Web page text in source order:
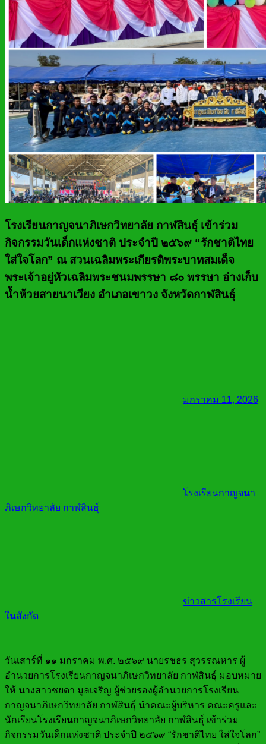
โรงเรียนกาญจนาภิเษกวิทยาลัย กาฬสินธุ์ เข้าร่วม
กิจกรรมวันเด็กแห่งชาติ ประจำปี ๒๕๖๙ “รักชาติไทย
ใส่ใจโลก” ณ สวนเฉลิมพระเกียรติพระบาทสมเด็จ
พระเจ้าอยู่หัวเฉลิมพระชนมพรรษา ๘๐ พรรษา อ่างเก็บ
น้ำห้วยสายนาเวียง อำเภอเขาวง จังหวัดกาฬสินธุ์
มกราคม 11, 2026
โรงเรียนกาญจนา
ภิเษกวิทยาลัย กาฬสินธุ์
ข่าวสารโรงเรียน
ในสังกัด
วันเสาร์ที่ ๑๑ มกราคม พ.ศ. ๒๕๖๙ นายรชธร สุวรรณหาร ผู้
อำนวยการโรงเรียนกาญจนาภิเษกวิทยาลัย กาฬสินธุ์ มอบหมาย
ให้ นางสาวชยดา มูลเจริญ ผู้ช่วยรองผู้อำนวยการโรงเรียน
กาญจนาภิเษกวิทยาลัย กาฬสินธุ์ นำคณะผู้บริหาร คณะครูและ
นักเรียนโรงเรียนกาญจนาภิเษกวิทยาลัย กาฬสินธุ์ เข้าร่วม
กิจกรรมวันเด็กแห่งชาติ ประจำปี ๒๕๖๙ “รักชาติไทย ใส่ใจโลก”